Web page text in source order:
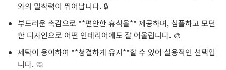
와의 밀착력이 뛰어납니다. 🔒
부드러운 촉감으로 **편안한 휴식을** 제공하며, 심플하고 모던
한 디자인으로 어떤 인테리어에도 잘 어울립니다. 🎨
세탁이 용이하여 **청결하게 유지**할 수 있어 실용적인 선택입
니다. 🧼